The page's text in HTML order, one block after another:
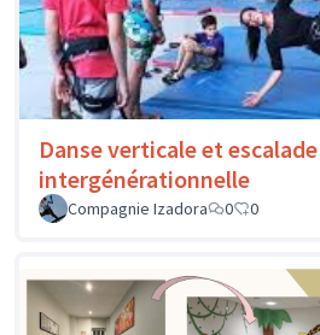
Danse verticale et escalade
intergénérationnelle
Compagnie Izadora
0 0